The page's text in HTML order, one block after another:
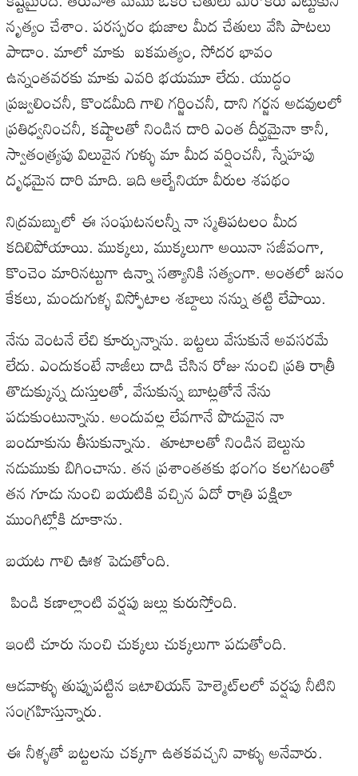
నృత్యం చేశాం. పరస్పరం భుజాల మీద చేతులు వేసి పాటలు
పాడాం. మాలో మాకు ఐకమత్యం, సోదర భావం
ఉన్నంతవరకు మాకు ఎవరి భయమూ లేదు. యుద్ధం
ప్రజ్వలించనీ, కొండమీది గాలి గర్జించనీ, దాని గర్జన అడవులలో
ప్రతిధ్వనించనీ, కష్టాలతో నిండిన దారి ఎంత దీర్ఘమైనా కానీ,
స్వాతంత్య్రపు విలువైన గుళ్ళు మా మీద వర్షించనీ, స్నేహపు
దృఢమైన దారి మాది. ఇది ఆల్బేనియా వీరుల శపథం
నిద్రమబ్బులో ఈ సంఘటనలన్నీ నా స్మతిపటలం మీద
కదిలిపోయాయి. ముక్కలు, ముక్కలుగా అయినా సజీవంగా,
కొంచెం మారినట్టుగా ఉన్నా సత్యానికి సత్యంగా. అంతలో జనం
కేకలు, మందుగుళ్ళ విస్ఫోటాల శబ్దాలు నన్ను తట్టి లేపాయి.
నేను వెంటనే లేచి కూర్చున్నాను. బట్టలు వేసుకునే అవసరమే
లేదు. ఎందుకంటే నాజీలు దాడి చేసిన రోజు నుంచి ప్రతి రాత్రీ
తొడుక్కున్న దుస్తులతో, వేసుకున్న బూట్లతోనే నేను
పడుకుంటున్నాను. అందువల్ల లేవగానే పొడువైన నా
బందూకును తీసుకున్నాను. తూటాలతో నిండిన బెల్టును
నడుముకు బిగించాను. తన ప్రశాంతతకు భంగం కలగటంతో
తన గూడు నుంచి బయటికి వచ్చిన ఏదో రాత్రి పక్షిలా
ముంగిట్లోకి దూకాను.
బయట గాలి ఊళ పెడుతోంది.
పిండి కణాల్లాంటి వర్షపు జల్లు కురుస్తోంది.
ఇంటి చూరు నుంచి చుక్కలు చుక్కలుగా పడుతోంది.
ఆడవాళ్ళు తుప్పుపట్టిన ఇటాలియన్‌ హెల్మెట్‌లలో వర్షపు నీటిని
సంగ్రహిస్తున్నారు.
ఈ నీళ్ళతో బట్టలను చక్కగా ఉతకవచ్చని వాళ్ళు అనేవారు.